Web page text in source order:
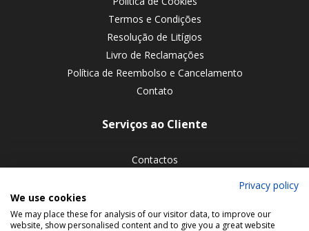
Termos e Condições
Resolução de Litígios
Livro de Reclamações
Política de Reembolso e Cancelamento
Contato
Serviços ao Cliente
Contactos
Siga-nos nas redes sociais
Privacy policy
We use cookies
We may place these for analysis of our visitor data, to improve our
website, show personalised content and to give you a great website